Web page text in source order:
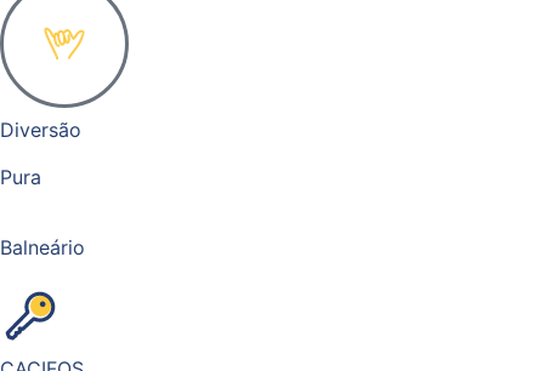
Diversão
Pura
Balneário